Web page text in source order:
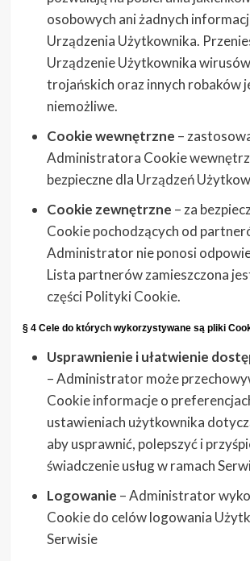
osobowych ani żadnych
Urządzenia Użytkownika.
Urządzenie Użytkownika
trojańskich oraz innych robaków
niemożliwe.
Cookie wewnętrzne –
Administratora Cookie
bezpieczne dla Urządzeń
Cookie zewnętrzne – za
Cookie pochodzących od
Administrator nie ponosi
Lista partnerów zamieszczona
części Polityki Cookie.
§ 4 Cele do których wykorzystywane są pliki
Usprawnienie i ułatwienie
– Administrator może
Cookie informacje o
ustawieniach użytkownika
aby usprawnić, polepszyć i
świadczenie usług w ramach
Logowanie – Administrator
Cookie do celów logowania
Serwisie